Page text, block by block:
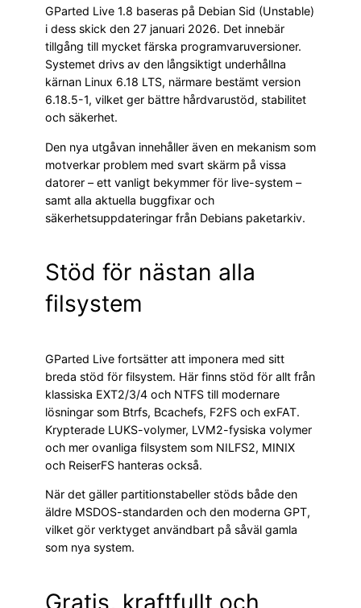
GParted Live 1.8 baseras på Debian Sid (Unstable)
i dess skick den 27 januari 2026. Det innebär
tillgång till mycket färska programvaruversioner.
Systemet drivs av den långsiktigt underhållna
kärnan Linux 6.18 LTS, närmare bestämt version
6.18.5-1, vilket ger bättre hårdvarustöd, stabilitet
och säkerhet.
Den nya utgåvan innehåller även en mekanism som
motverkar problem med svart skärm på vissa
datorer – ett vanligt bekymmer för live-system –
samt alla aktuella buggfixar och
säkerhetsuppdateringar från Debians paketarkiv.
Stöd för nästan alla
filsystem
GParted Live fortsätter att imponera med sitt
breda stöd för filsystem. Här finns stöd för allt från
klassiska EXT2/3/4 och NTFS till modernare
lösningar som Btrfs, Bcachefs, F2FS och exFAT.
Krypterade LUKS-volymer, LVM2-fysiska volymer
och mer ovanliga filsystem som NILFS2, MINIX
och ReiserFS hanteras också.
När det gäller partitionstabeller stöds både den
äldre MSDOS-standarden och den moderna GPT,
vilket gör verktyget användbart på såväl gamla
som nya system.
Gratis, kraftfullt och